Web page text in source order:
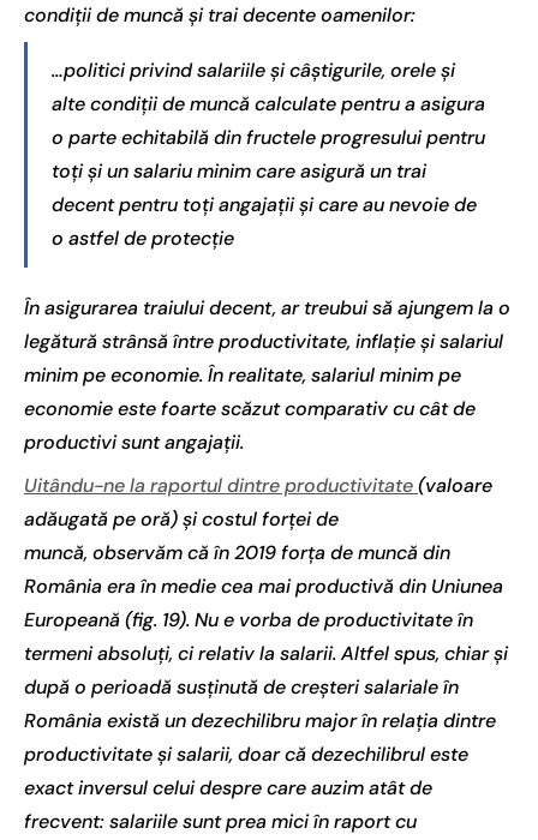
condiții de muncă și trai decente oamenilor:
…politici privind salariile și câștigurile, orele și
alte condiții de muncă calculate pentru a asigura
o parte echitabilă din fructele progresului pentru
toți și un salariu minim care asigură un trai
decent pentru toți angajații și care au nevoie de
o astfel de protecție
În asigurarea traiului decent, ar treubui să ajungem la o
legătură strânsă între productivitate, inflație și salariul
minim pe economie. În realitate, salariul minim pe
economie este foarte scăzut comparativ cu cât de
productivi sunt angajații.
Uitându-ne la raportul dintre productivitate(valoare
adăugată pe oră) și costul forței de
muncă, observăm că în 2019 forța de muncă din
România era în medie cea mai productivă din Uniunea
Europeană (fig. 19).Nu e vorba de productivitate în
termeni absoluți, ci relativ la salarii. Altfel spus, chiar și
după o perioadă susținută de creșteri salariale în
România există un dezechilibru major în relația dintre
productivitate și salarii, doar că dezechilibrul este
exact inversul celui despre care auzim atât de
frecvent: salariile sunt prea mici în raport cu